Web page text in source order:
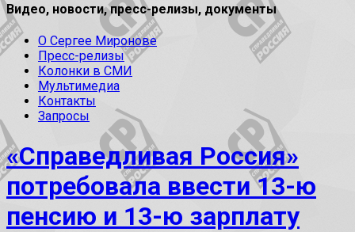
Видео, новости, пресс-релизы, документы
О Сергее Миронове
Пресс-релизы
Колонки в СМИ
Мультимедиа
Контакты
Запросы
«Справедливая Россия»
потребовала ввести 13-ю
пенсию и 13-ю зарплату